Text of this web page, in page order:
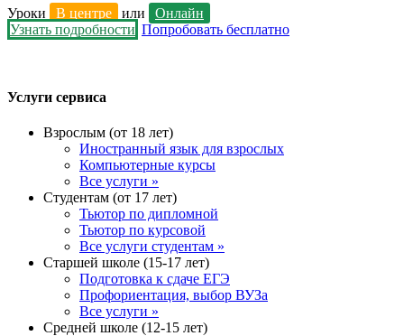
Уроки В центре или
Онлайн
Узнать подробности Попробовать бесплатно
Услуги сервиса
Взрослым (от 18 лет)
Иностранный язык для взрослых
Компьютерные курсы
Все услуги »
Студентам (от 17 лет)
Тьютор по дипломной
Тьютор по курсовой
Все услуги студентам »
Старшей школе (15-17 лет)
Подготовка к сдаче ЕГЭ
Профориентация, выбор ВУЗа
Все услуги »
Средней школе (12-15 лет)